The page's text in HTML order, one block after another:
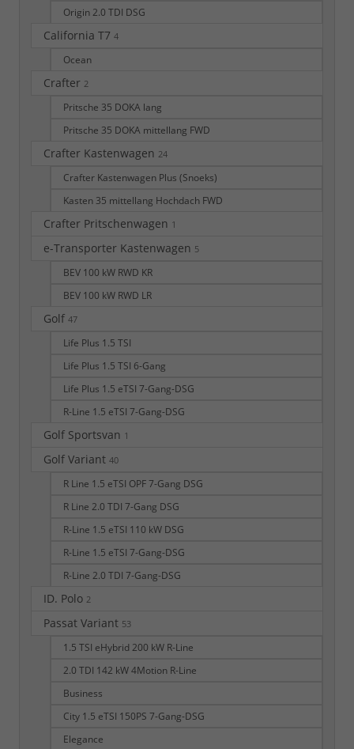
Origin 2.0 TDI DSG
California T7 4
Ocean
Crafter 2
Pritsche 35 DOKA lang
Pritsche 35 DOKA mittellang FWD
Crafter Kastenwagen 24
Crafter Kastenwagen Plus (Snoeks)
Kasten 35 mittellang Hochdach FWD
Crafter Pritschenwagen 1
e-Transporter Kastenwagen 5
BEV 100 kW RWD KR
BEV 100 kW RWD LR
Golf 47
Life Plus 1.5 TSI
Life Plus 1.5 TSI 6-Gang
Life Plus 1.5 eTSI 7-Gang-DSG
R-Line 1.5 eTSI 7-Gang-DSG
Golf Sportsvan 1
Golf Variant 40
R Line 1.5 eTSI OPF 7-Gang DSG
R Line 2.0 TDI 7-Gang DSG
R-Line 1.5 eTSI 110 kW DSG
R-Line 1.5 eTSI 7-Gang-DSG
R-Line 2.0 TDI 7-Gang-DSG
ID. Polo 2
Passat Variant 53
1.5 TSI eHybrid 200 kW R-Line
2.0 TDI 142 kW 4Motion R-Line
Business
City 1.5 eTSI 150PS 7-Gang-DSG
Elegance